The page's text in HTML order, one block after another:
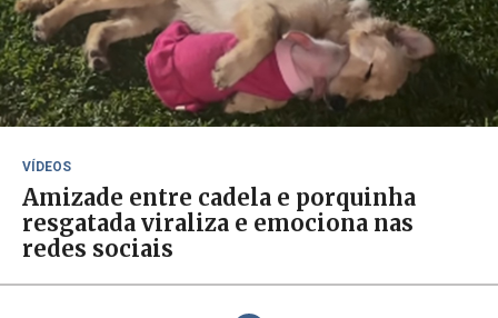
VÍDEOS
Amizade entre cadela e porquinha
resgatada viraliza e emociona nas
redes sociais